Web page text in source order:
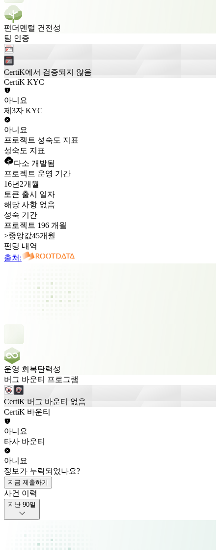
펀더멘털 건전성
팀 인증
CertiK에서 검증되지 않음
CertiK KYC
아니요
제3자 KYC
아니요
프로젝트 성숙도 지표
성숙도 지표
다소 개발됨
프로젝트 운영 기간
16년 2개월
토큰 출시 일자
해당 사항 없음
성숙 기간
프로젝트 196 개월
>중앙값45개월
펀딩 내역
출처:
운영 회복탄력성
버그 바운티 프로그램
CertiK 버그 바운티 없음
CertiK 바운티
아니요
타사 바운티
아니요
정보가 누락되었나요?
지금 제출하기
사건 이력
지난 90일